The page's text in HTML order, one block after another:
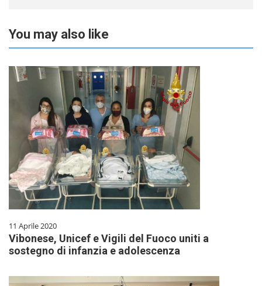
You may also like
11 Aprile 2020
Vibonese, Unicef e Vigili del Fuoco uniti a
sostegno di infanzia e adolescenza